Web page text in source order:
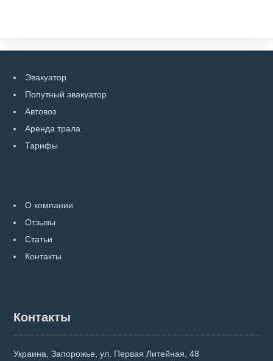
Эвакуатор
Попутный эвакуатор
Автовоз
Аренда трала
Тарифы
О компании
Отзывы
Статьи
Контакты
Контакты
Украина, Запорожье, ул. Первая Литейная, 48